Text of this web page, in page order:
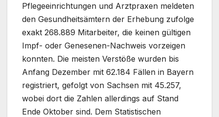
Pflegeeinrichtungen und Arztpraxen meldeten
den Gesundheitsämtern der Erhebung zufolge
exakt 268.889 Mitarbeiter, die keinen gültigen
Impf- oder Genesenen-Nachweis vorzeigen
konnten. Die meisten Verstöße wurden bis
Anfang Dezember mit 62.184 Fällen in Bayern
registriert, gefolgt von Sachsen mit 45.257,
wobei dort die Zahlen allerdings auf Stand
Ende Oktober sind. Dem Statistischen